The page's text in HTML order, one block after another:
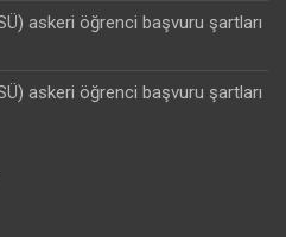
askeri öğrenci başvuru şartları
askeri öğrenci başvuru şartları